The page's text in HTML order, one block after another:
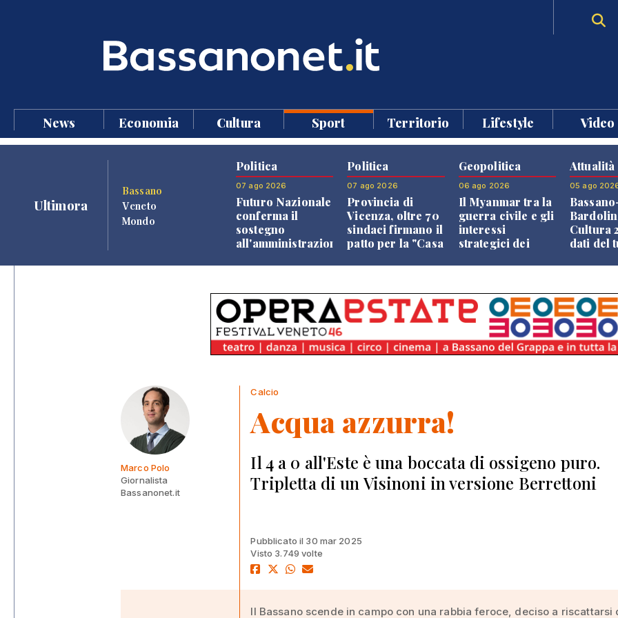
News Economia Cultura Sport Territorio Lifestyle Video
Ultimora
Bassano
Veneto
Mondo
Politica
07 ago 2026
Futuro Nazionale
conferma il
sostegno
all'amministrazione
Politica
07 ago 2026
Provincia di
Vicenza, oltre 70
sindaci firmano il
patto per la "Casa
Geopolitica
06 ago 2026
Il Myanmar tra la
guerra civile e gli
interessi
strategici dei
Attualità
05 ago
Cultura
dati del
Marco Polo
Giornalista
Bassanonet.it
Calcio
Acqua azzurra!
Il 4 a 0 all'Este è una boccata di ossigeno puro.
Tripletta di un Visinoni in versione Berrettoni
Pubblicato il 30 mar 2025
Visto 3.749 volte
Il Bassano scende in campo con una rabbia feroce, deciso a riscattarsi